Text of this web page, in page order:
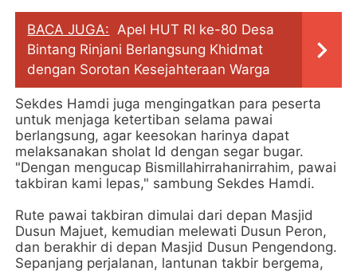
BACA JUGA: Apel HUT RI ke-80 Desa
Bintang Rinjani Berlangsung Khidmat
dengan Sorotan Kesejahteraan Warga
Sekdes Hamdi juga mengingatkan para peserta
untuk menjaga ketertiban selama pawai
berlangsung, agar keesokan harinya dapat
melaksanakan sholat Id dengan segar bugar.
"Dengan mengucap Bismillahirrahanirrahim, pawai
takbiran kami lepas," sambung Sekdes Hamdi.
Rute pawai takbiran dimulai dari depan Masjid
Dusun Majuet, kemudian melewati Dusun Peron,
dan berakhir di depan Masjid Dusun Pengendong.
Sepanjang perjalanan, lantunan takbir bergema,